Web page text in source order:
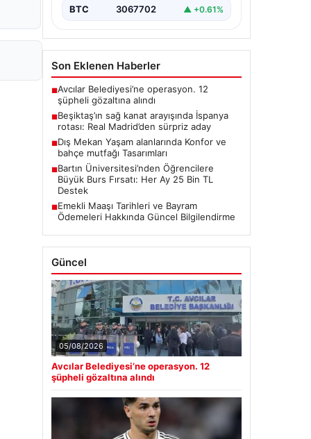
BTC 3067702 ▲ +0.61%
Son Eklenen Haberler
■Avcılar Belediyesi’ne operasyon. 12
şüpheli gözaltına alındı
■Beşiktaş’ın sağ kanat arayışında İspanya
rotası: Real Madrid’den sürpriz aday
■Dış Mekan Yaşam alanlarında Konfor ve
bahçe mutfağı Tasarımları
■Bartın Üniversitesi’nden Öğrencilere
Büyük Burs Fırsatı: Her Ay 25 Bin TL
Destek
■Emekli Maaşı Tarihleri ve Bayram
Ödemeleri Hakkında Güncel Bilgilendirme
Güncel
05/08/2026
Avcılar Belediyesi’ne operasyon. 12
şüpheli gözaltına alındı